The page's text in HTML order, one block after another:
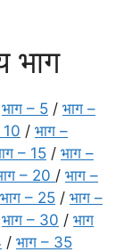
भाग
भाग – 5 / भाग –
10 / भाग –
– 15 / भाग –
– 20 / भाग –
भाग – 25 / भाग –
भाग – 30 / भाग
/ भाग – 35